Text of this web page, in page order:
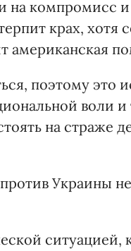
на компромисс
крах, хотя
американская
поэтому это
воли и
на страже
Украины
ситуацией,